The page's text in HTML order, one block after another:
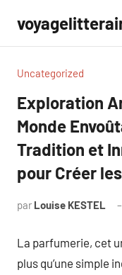
contenu
Uncategorized
Exploration
Monde
Tradition et
pour Créer
par Louise KESTEL
La parfumerie, cet
plus qu’une simple